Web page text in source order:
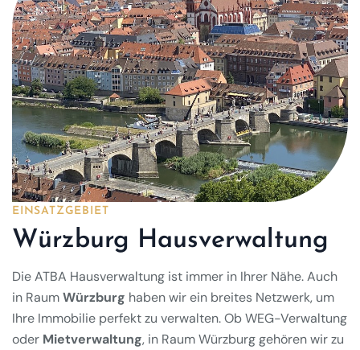
EINSATZGEBIET
Würzburg Hausverwaltung
Die ATBA Hausverwaltung ist immer in Ihrer Nähe. Auch
in RaumWürzburg haben wir ein breites Netzwerk, um
Ihre Immobilie perfekt zu verwalten. Ob WEG-Verwaltung
oder Mietverwaltung, in Raum Würzburg gehören wir zu